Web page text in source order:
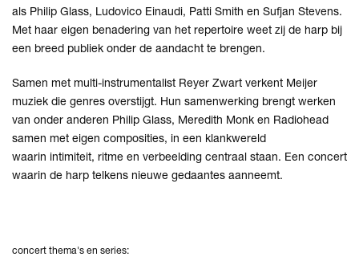
als Philip Glass, Ludovico Einaudi, Patti Smith en Sufjan Stevens.
Met haar eigen benadering van het repertoire weet zij de harp bij
een breed publiek onder de aandacht te brengen.
Samen met multi-instrumentalist Reyer Zwart verkent Meijer
muziek die genres overstijgt. Hun samenwerking brengt werken
van onder anderen Philip Glass, Meredith Monk en Radiohead
samen met eigen composities, in een klankwereld
waarin intimiteit, ritme en verbeelding centraal staan. Een concert
waarin de harp telkens nieuwe gedaantes aanneemt.
concert thema's en series: